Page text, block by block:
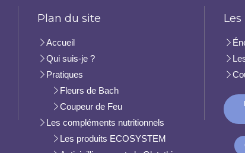
Plan du site
Accueil
Qui suis-je ?
Pratiques
Fleurs de Bach
Coupeur de Feu
Les compléments nutritionnels
Les produits ECOSYSTEM